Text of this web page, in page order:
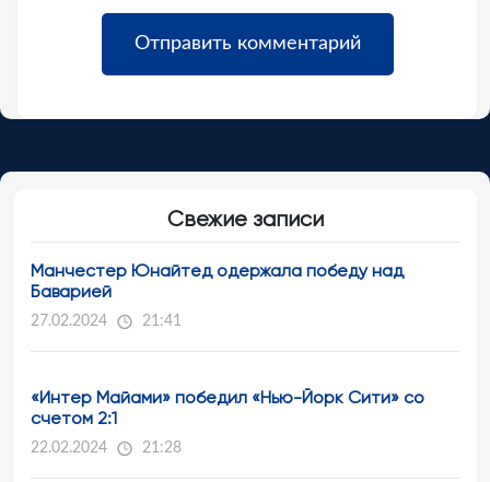
Свежие записи
Манчестер Юнайтед одержала победу над
Баварией
27.02.2024 21:41
«Интер Майами» победил «Нью-Йорк Сити» со
счетом 2:1
22.02.2024 21:28